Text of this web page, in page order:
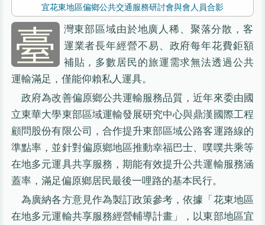
宜花東地區偏鄉公共交通服務研討會與會人員合影
臺
灣東部區域由於地廣人稀、聚落分散，客
運業者長年經營不易、政府每年花費鉅額
補貼，多數居民的旅運需求無法透過公共
運輸滿足，僅能仰賴私人運具。
政府為改善偏原鄉公共運輸服務品質，近年來委由國
立東華大學東部區域運輸發展研究中心與鼎漢國際工程
顧問股份有限公司，合作提升東部區域公路客運路線的
準點率，並針對偏原鄉地區推動幸福巴士、噗噗共乘等
在地多元運具共享服務，期能有效提升公共運輸服務涵
蓋率，滿足偏原鄉居民最後一哩路的基本民行。
為廣納各方意見作為製訂政策參考，依據「花東地區
在地多元運輸共享服務經營輔導計畫」，以東部地區宜